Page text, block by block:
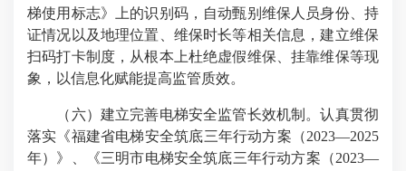
梯使用标志》上的识别码，自动甄别维保人员身份、持
证情况以及地理位置、维保时长等相关信息，建立维保
扫码打卡制度，从根本上杜绝虚假维保、挂靠维保等现
象，以信息化赋能提高监管质效。
（六）建立完善电梯安全监管长效机制。认真贯彻
落实《福建省电梯安全筑底三年行动方案（2023—2025
年）》、《三明市电梯安全筑底三年行动方案（2023—